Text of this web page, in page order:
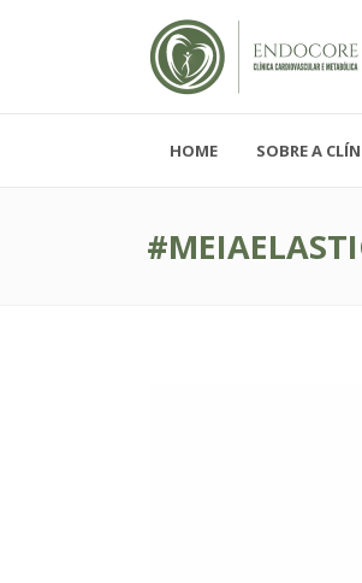
Segunda -
HOME SOBRE A